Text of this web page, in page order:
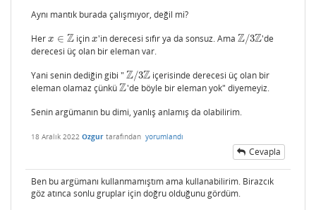
Aynı mantık burada çalışmıyor, değil mi?
Her x ∈ Z
x∈Z içinx
x'in derecesi sıfır ya da sonsuz. AmaZ/3Z
Z/3Z 'de
derecesi üç olan bir eleman var.
Yani senin dediğin gibi " Z/3Z
Z/3Z içerisinde derecesi üç olan bir
eleman olamaz çünküZ
Z 'de böyle bir eleman yok" diyemeyiz.
Senin argümanın bu dimi, yanlış anlamış da olabilirim.
18 Aralık 2022 Ozgur tarafından yorumlandı
Cevapla
Ben bu argümanı kullanmamıştım ama kullanabilirim. Birazcık
göz atınca sonlu gruplar için doğru olduğunu gördüm.